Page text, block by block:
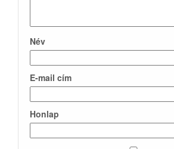
Név
E-mail cím
Honlap